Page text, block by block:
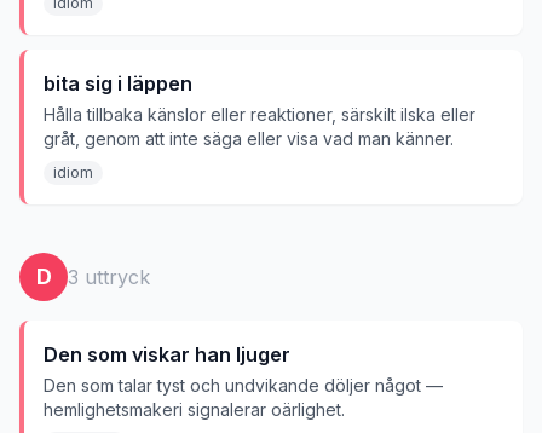
bita sig i läppen
Hålla tillbaka känslor eller reaktioner, särskilt ilska eller
gråt, genom att inte säga eller visa vad man känner.
idiom
D 3 uttryck
Den som viskar han ljuger
Den som talar tyst och undvikande döljer något —
hemlighetsmakeri signalerar oärlighet.